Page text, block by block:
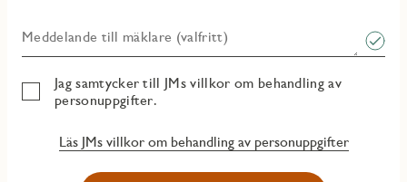
Meddelande till mäklare (valfritt)
Jag samtycker till JMs villkor om behandling av
personuppgifter.
Läs JMs villkor om behandling av personuppgifter